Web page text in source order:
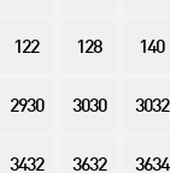
122 128 140
2930 3030 3032
3432 3632 3634